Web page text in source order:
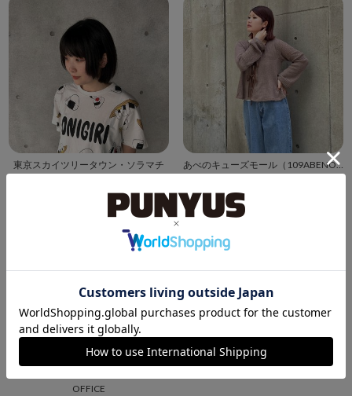
東京スカイツリータウン・ソラマチ
あべのキューズモール（109ABENO）
OFFICE